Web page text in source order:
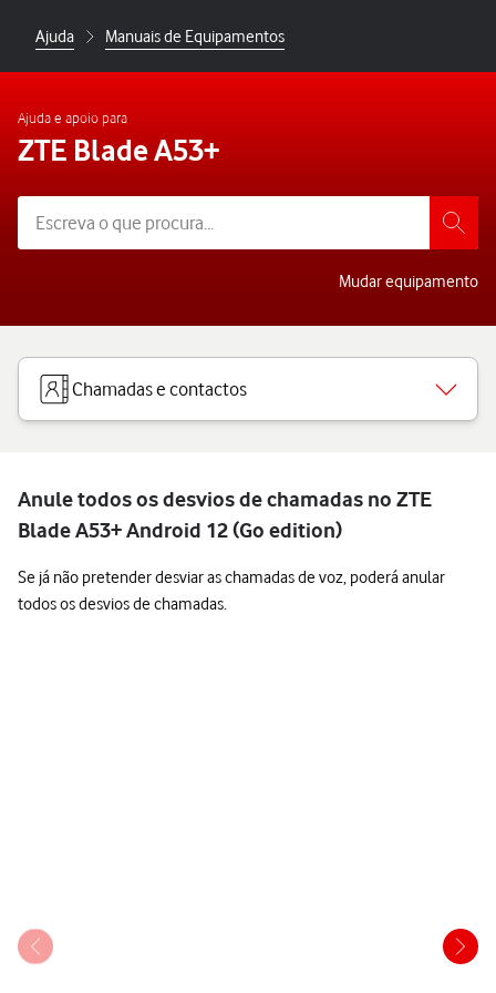
Ajuda Manuais de Equipamentos
Ajuda e apoio para
ZTE Blade A53+
Mudar equipamento
Chamadas e contactos
Anule todos os desvios de chamadas no ZTE
Blade A53+ Android 12 (Go edition)
Se já não pretender desviar as chamadas de voz, poderá anular
todos os desvios de chamadas.